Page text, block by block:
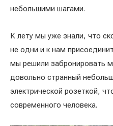
небольшими шагами.
К лету мы уже знали, что
не одни и к нам
мы решили забронировать
довольно странный
электрической розеткой,
современного человека.